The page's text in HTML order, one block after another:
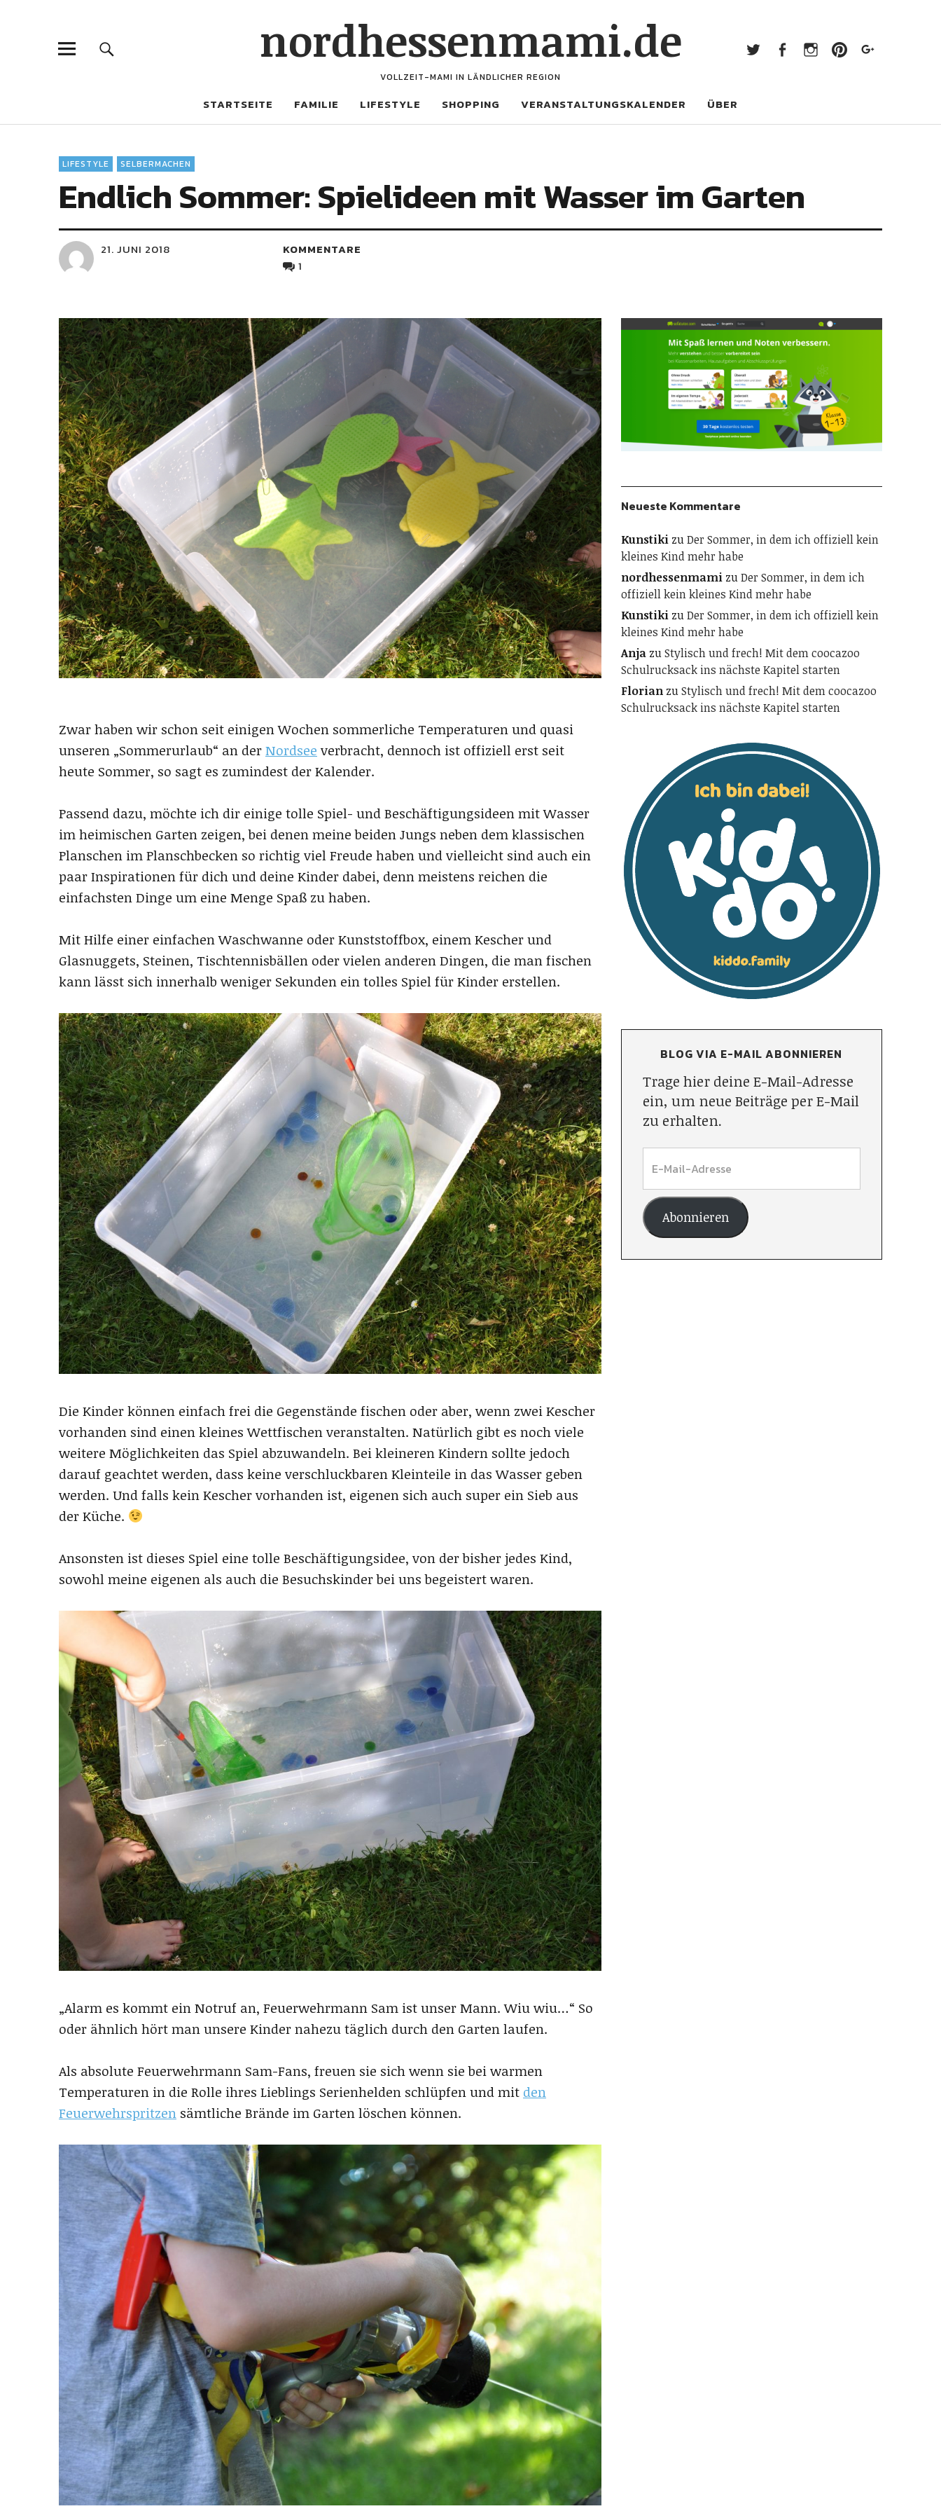
nordhessenmami.de
VOLLZEIT-MAMI IN LÄNDLICHER REGION
STARTSEITE FAMILIE LIFESTYLE SHOPPING VERANSTALTUNGSKALENDER ÜBER
LIFESTYLE SELBERMACHEN
Endlich Sommer: Spielideen mit Wasser im Garten
21. JUNI 2018
KOMMENTARE
1
Zwar haben wir schon seit einigen Wochen sommerliche Temperaturen und quasi
unseren „Sommerurlaub“ an derNordsee verbracht, dennoch ist offiziell erst seit
heute Sommer, so sagt es zumindest der Kalender.
Passend dazu, möchte ich dir einige tolle Spiel- und Beschäftigungsideen mit Wasser
im heimischen Garten zeigen, bei denen meine beiden Jungs neben dem klassischen
Planschen im Planschbecken so richtig viel Freude haben und vielleicht sind auch ein
paar Inspirationen für dich und deine Kinder dabei, denn meistens reichen die
einfachsten Dinge um eine Menge Spaß zu haben.
Mit Hilfe einer einfachen Waschwanne oder Kunststoffbox, einem Kescher und
Glasnuggets, Steinen, Tischtennisbällen oder vielen anderen Dingen, die man fischen
kann lässt sich innerhalb weniger Sekunden ein tolles Spiel für Kinder erstellen.
Die Kinder können einfach frei die Gegenstände fischen oder aber, wenn zwei Kescher
vorhanden sind einen kleines Wettfischen veranstalten. Natürlich gibt es noch viele
weitere Möglichkeiten das Spiel abzuwandeln. Bei kleineren Kindern sollte jedoch
darauf geachtet werden, dass keine verschluckbaren Kleinteile in das Wasser geben
werden. Und falls kein Kescher vorhanden ist, eigenen sich auch super ein Sieb aus
der Küche.
Ansonsten ist dieses Spiel eine tolle Beschäftigungsidee, von der bisher jedes Kind,
sowohl meine eigenen als auch die Besuchskinder bei uns begeistert waren.
„Alarm es kommt ein Notruf an, Feuerwehrmann Sam ist unser Mann. Wiu wiu…“ So
oder ähnlich hört man unsere Kinder nahezu täglich durch den Garten laufen.
Als absolute Feuerwehrmann Sam-Fans, freuen sie sich wenn sie bei warmen
Temperaturen in die Rolle ihres Lieblings Serienhelden schlüpfen und mit den
Feuerwehrspritzen sämtliche Brände im Garten löschen können.
Neueste Kommentare
KunstikizuDer Sommer, in dem ich offiziell kein
kleines Kind mehr habe
nordhessenmamizuDer Sommer, in dem ich
offiziell kein kleines Kind mehr habe
KunstikizuDer Sommer, in dem ich offiziell kein
kleines Kind mehr habe
AnjazuStylisch und frech! Mit dem coocazoo
Schulrucksack ins nächste Kapitel starten
FlorianzuStylisch und frech! Mit dem coocazoo
Schulrucksack ins nächste Kapitel starten
BLOG VIA E-MAIL ABONNIEREN
Trage hier deine E-Mail-Adresse
ein, um neue Beiträge per E-Mail
zu erhalten.
Abonnieren